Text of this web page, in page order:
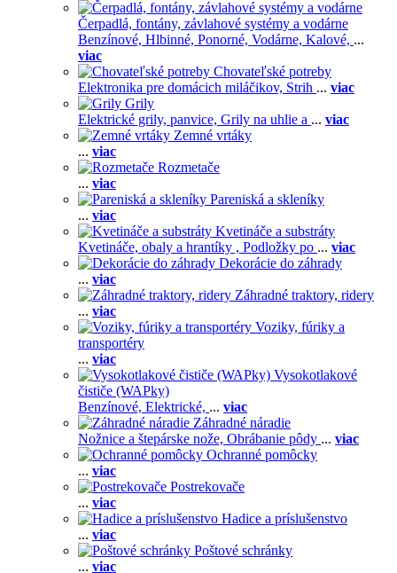
Čerpadlá, fontány, závlahové systémy a vodárne
Benzínové, Hlbinné, Ponorné, Vodárne, Kalové, ...
viac
Chovateľské potreby
Elektronika pre domácich miláčikov, Strih ... viac
Grily
Elektrické grily, panvice, Grily na uhlie a ... viac
Zemné vrtáky
... viac
Rozmetače
... viac
Pareniská a skleníky
... viac
Kvetináče a substráty
Kvetináče, obaly a hrantíky , Podložky po ... viac
Dekorácie do záhrady
... viac
Záhradné traktory, ridery
... viac
Voziky, fúriky a
transportéry
... viac
Vysokotlakové
čističe (WAPky)
Benzínové, Elektrické, ... viac
Záhradné náradie
Nožnice a štepárske nože, Obrábanie pôdy ... viac
Ochranné pomôcky
... viac
Postrekovače
... viac
Hadice a príslušenstvo
... viac
Poštové schránky
... viac